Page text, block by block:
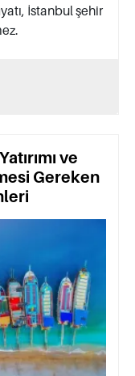
İstanbul şehir
ve
Gereken